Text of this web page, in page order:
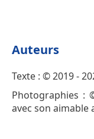
Auteurs
Texte : © 2019 -
Photographies :
avec son aimable